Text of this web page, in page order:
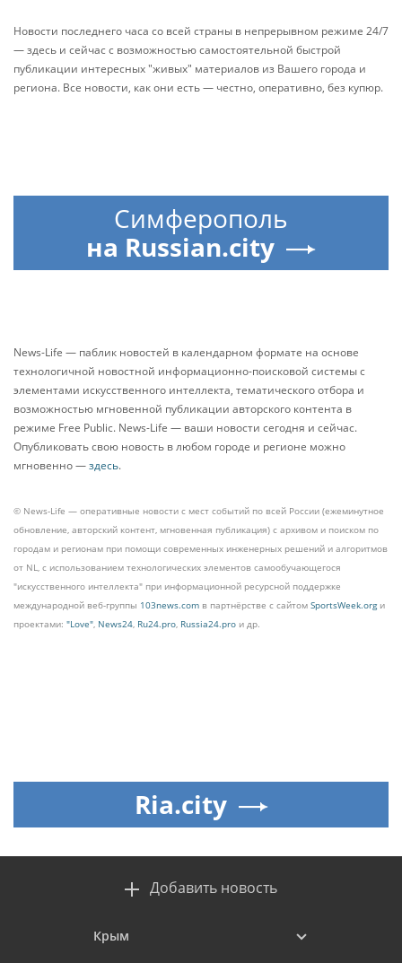
Новости последнего часа со всей страны в непрерывном режиме 24/7
— здесь и сейчас с возможностью самостоятельной быстрой
публикации интересных "живых" материалов из Вашего города и
региона. Все новости, как они есть — честно, оперативно, без купюр.
Симферополь
на Russian.city
News-Life — паблик новостей в календарном формате на основе
технологичной новостной информационно-поисковой системы с
элементами искусственного интеллекта, тематического отбора и
возможностью мгновенной публикации авторского контента в
режиме Free Public. News-Life — ваши новости сегодня и сейчас.
Опубликовать свою новость в любом городе и регионе можно
мгновенно —здесь.
© News-Life — оперативные новости с мест событий по всей России (ежеминутное
обновление, авторский контент, мгновенная публикация) с архивом и поиском по
городам и регионам при помощи современных инженерных решений и алгоритмов
от NL, с использованием технологических элементов самообучающегося
"искусственного интеллекта" при информационной ресурсной поддержке
международной веб-группы 103news.com в партнёрстве с сайтом SportsWeek.orgи
проектами: "Love", News24, Ru24.pro, Russia24.pro и др.
Ria.city
Добавить новость
Крым